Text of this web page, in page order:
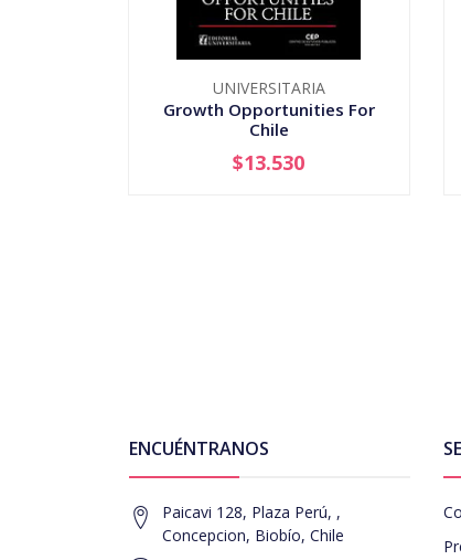
UNIVERSITARIA
Growth Opportunities For
Chile
+
$13.530
ENCUÉNTRANOS
Paicavi 128, Plaza Perú, ,
Concepcion, Biobío, Chile